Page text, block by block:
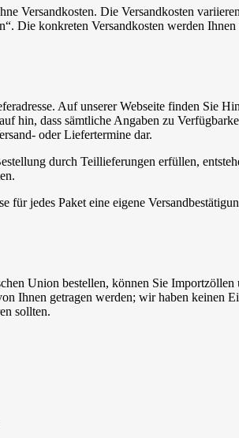
Versandkosten. Die Versandkosten
Die konkreten Versandkosten werden
Auf unserer Webseite finden Sie
dass sämtliche Angaben zu
oder Liefertermine dar.
durch Teillieferungen erfüllen,
für jedes Paket eine eigene
Union bestellen, können Sie Importzöllen
Ihnen getragen werden; wir haben keinen
sollten.